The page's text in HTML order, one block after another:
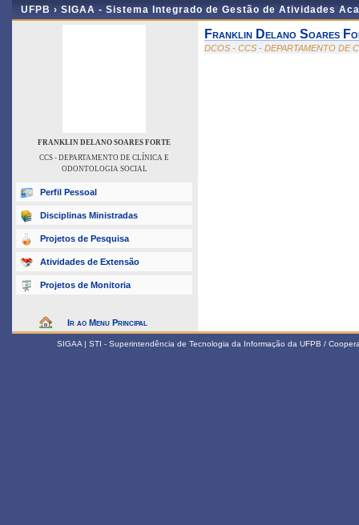
UFPB › SIGAA - Sistema Integrado de Gestão de Atividades
FRANKLIN DELANO SOARES FORTE
CCS - DEPARTAMENTO DE CLÍNICA E
ODONTOLOGIA SOCIAL
Perfil Pessoal
Disciplinas Ministradas
Projetos de Pesquisa
Atividades de Extensão
Projetos de Monitoria
Ir ao Menu Principal
Franklin Delano Soares
DCOS - CCS - DEPARTAMENTO DE
SIGAA | STI - Superintendência de Tecnologia da Informação da UFPB /